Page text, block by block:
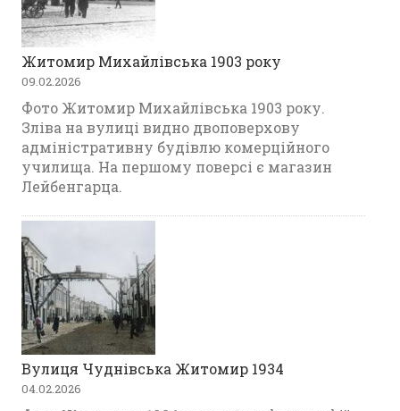
Житомир Михайлівська 1903 року
09.02.2026
Фото Житомир Михайлівська 1903 року.
Зліва на вулиці видно двоповерхову
адміністративну будівлю комерційного
училища. На першому поверсі є магазин
Лейбенгарца.
Вулиця Чуднівська Житомир 1934
04.02.2026